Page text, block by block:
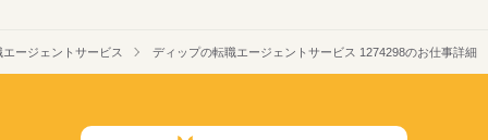
ージェントサービス ディップの転職エージェントサービス 1274298のお仕事詳細